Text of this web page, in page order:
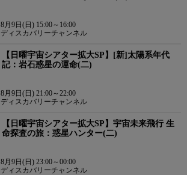
8月9日(日) 15:00～16:00
ディスカバリーチャンネル
【日曜宇宙シアター拡大SP】[新]太陽系年代
記：岩石惑星の運命(二)
8月9日(日) 21:00～22:00
ディスカバリーチャンネル
【日曜宇宙シアター拡大SP】宇宙未来飛行 生
命探査の旅：惑星ハンター(二)
8月9日(日) 23:00～00:00
ディスカバリーチャンネル